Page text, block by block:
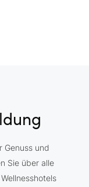
Genuss und
Sie über alle